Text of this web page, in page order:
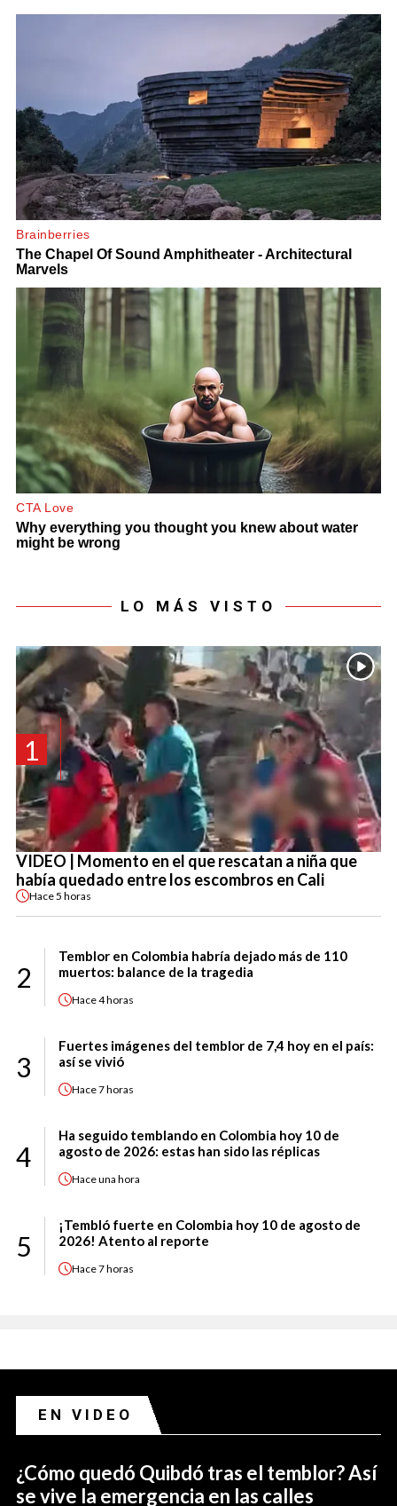
LO MÁS VISTO
1
VIDEO | Momento en el que rescatan a niña que
había quedado entre los escombros en Cali
Hace5 horas
2
Temblor en Colombia habría dejado más de 110
muertos: balance de la tragedia
Hace4 horas
3
Fuertes imágenes del temblor de 7,4 hoy en el país:
así se vivió
Hace7 horas
4
Ha seguido temblando en Colombia hoy 10 de
agosto de 2026: estas han sido las réplicas
Haceuna hora
5
¡Tembló fuerte en Colombia hoy 10 de agosto de
2026! Atento al reporte
Hace7 horas
EN VIDEO
¿Cómo quedó Quibdó tras el temblor? Así
se vive la emergencia en las calles